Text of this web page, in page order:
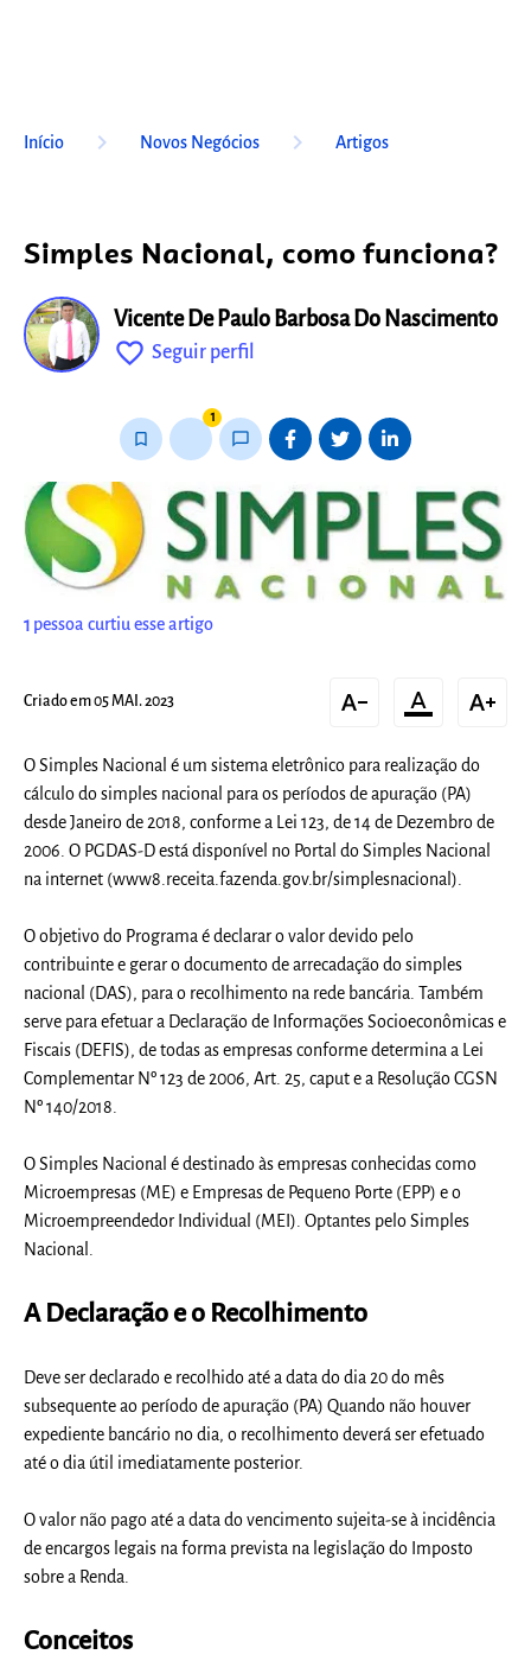
Início keyboard_arrow_right Novos Negócios keyboard_arrow_right Artigos
Simples Nacional, como funciona?
Vicente De Paulo Barbosa Do Nascimento
favorite_outline Seguir perfil
bookmark_border
1
chat_bubble_outline
1 pessoa curtiu esse artigo
Criado em 05 MAI. 2023 text_decrease format_color_text text_increase
O Simples Nacional é um sistema eletrônico para realização do
cálculo do simples nacional para os períodos de apuração (PA)
desde Janeiro de 2018, conforme a Lei 123, de 14 de Dezembro de
2006. O PGDAS-D está disponível no Portal do Simples Nacional
na internet (www8.receita.fazenda.gov.br/simplesnacional).
O objetivo do Programa é declarar o valor devido pelo
contribuinte e gerar o documento de arrecadação do simples
nacional (DAS), para o recolhimento na rede bancária. Também
serve para efetuar a Declaração de Informações Socioeconômicas e
Fiscais (DEFIS), de todas as empresas conforme determina a Lei
Complementar Nº 123 de 2006, Art. 25, caput e a Resolução CGSN
Nº 140/2018.
O Simples Nacional é destinado às empresas conhecidas como
Microempresas (ME) e Empresas de Pequeno Porte (EPP) e o
Microempreendedor Individual (MEI).Optantes pelo Simples
Nacional.
A Declaração e o Recolhimento
Deve ser declarado e recolhido até a data do dia 20 do mês
subsequente ao período de apuração (PA) Quando não houver
expediente bancário no dia, o recolhimento deverá ser efetuado
até o dia útil imediatamente posterior.
O valor não pago até a data do vencimento sujeita-se à incidência
de encargos legais na forma prevista na legislação do Imposto
sobre a Renda.
Conceitos